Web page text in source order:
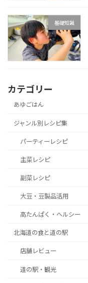
基礎知識
カテゴリー
あゆごはん
ジャンル別レシピ集
パーティーレシピ
主菜レシピ
副菜レシピ
大豆・豆製品活用
高たんぱく・ヘルシー
北海道の食と道の駅
店舗レビュー
道の駅・観光